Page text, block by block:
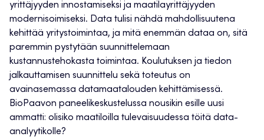
yrittäjyyden innostamiseksi ja maatilayrittäjyyden
modernisoimiseksi. Data tulisi nähdä mahdollisuutena
kehittää yritystoimintaa, ja mitä enemmän dataa on, sitä
paremmin pystytään suunnittelemaan
kustannustehokasta toimintaa. Koulutuksen ja tiedon
jalkauttamisen suunnittelu sekä toteutus on
avainasemassa datamaatalouden kehittämisessä.
BioPaavon paneelikeskustelussa nousikin esille uusi
ammatti: olisiko maatiloilla tulevaisuudessa töitä data-
analyytikolle?